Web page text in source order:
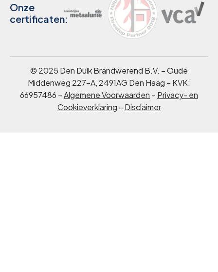
Onze
certificaten:
© 2025 Den Dulk Brandwerend B.V. – Oude
Middenweg 227-A, 2491AG Den Haag – KVK:
66957486 –Algemene Voorwaarden – Privacy- en
Cookieverklaring – Disclaimer